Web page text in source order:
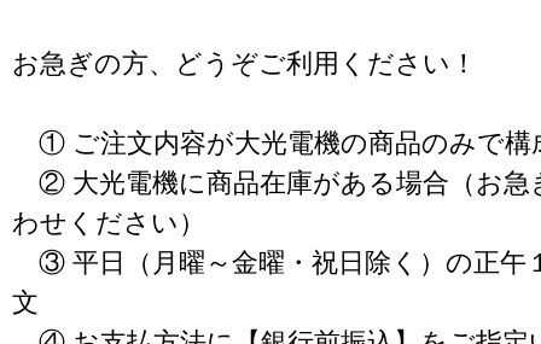
お急ぎの方、どうぞご利用ください！
① ご注文内容が大光電機の商品のみで構
② 大光電機に商品在庫がある場合（お急
わせください）
③ 平日（月曜～金曜・祝日除く）の正午
文